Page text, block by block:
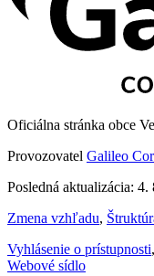
Oficiálna stránka obce
Provozovatel Galileo
Posledná aktualizácia: 4.
Zmena vzhľadu,
Vyhlásenie o prístupnosti,
Webové sídlo